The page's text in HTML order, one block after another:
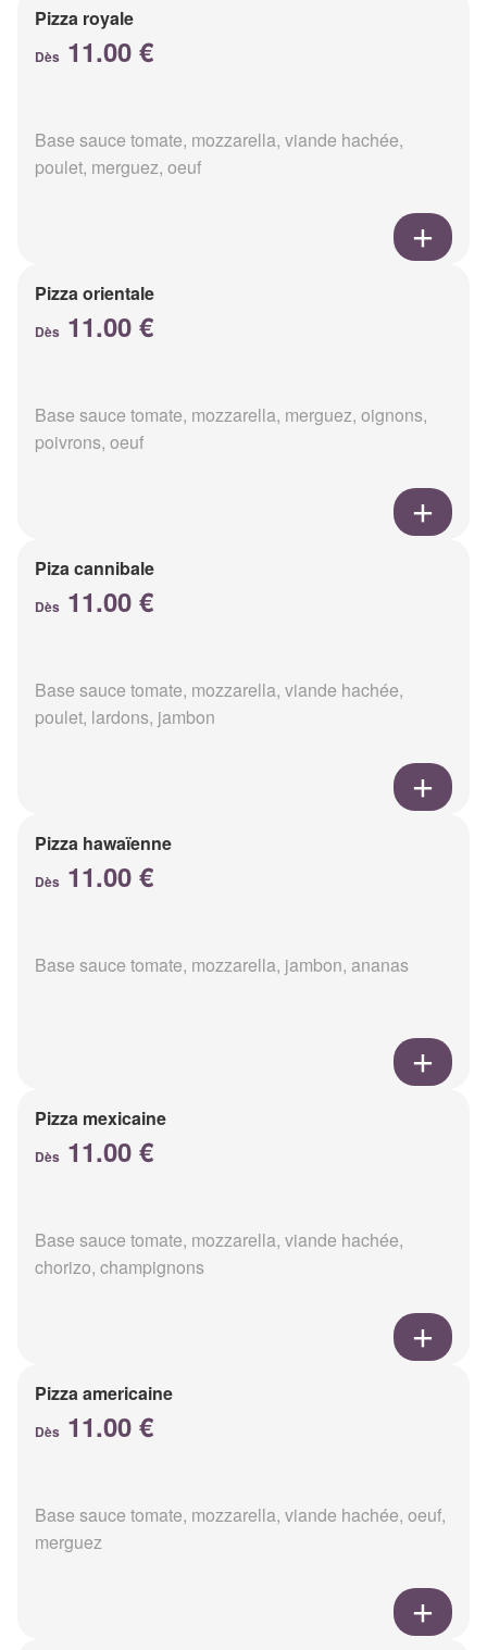
Pizza royale
Dès 11.00 €
Base sauce tomate, mozzarella, viande hachée,
poulet, merguez, oeuf
Pizza orientale
Dès 11.00 €
Base sauce tomate, mozzarella, merguez, oignons,
poivrons, oeuf
Piza cannibale
Dès 11.00 €
Base sauce tomate, mozzarella, viande hachée,
poulet, lardons, jambon
Pizza hawaïenne
Dès 11.00 €
Base sauce tomate, mozzarella, jambon, ananas
Pizza mexicaine
Dès 11.00 €
Base sauce tomate, mozzarella, viande hachée,
chorizo, champignons
Pizza americaine
Dès 11.00 €
Base sauce tomate, mozzarella, viande hachée, oeuf,
merguez